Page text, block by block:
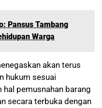
Pansus Tambang
Warga
akan terus
hukum sesuai
hal pemusnahan barang
secara terbuka dengan